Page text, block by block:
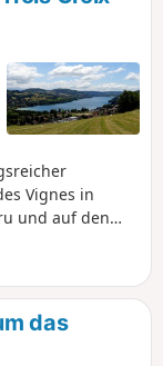
Vignes in
und auf den
von der
Bei klarem
das